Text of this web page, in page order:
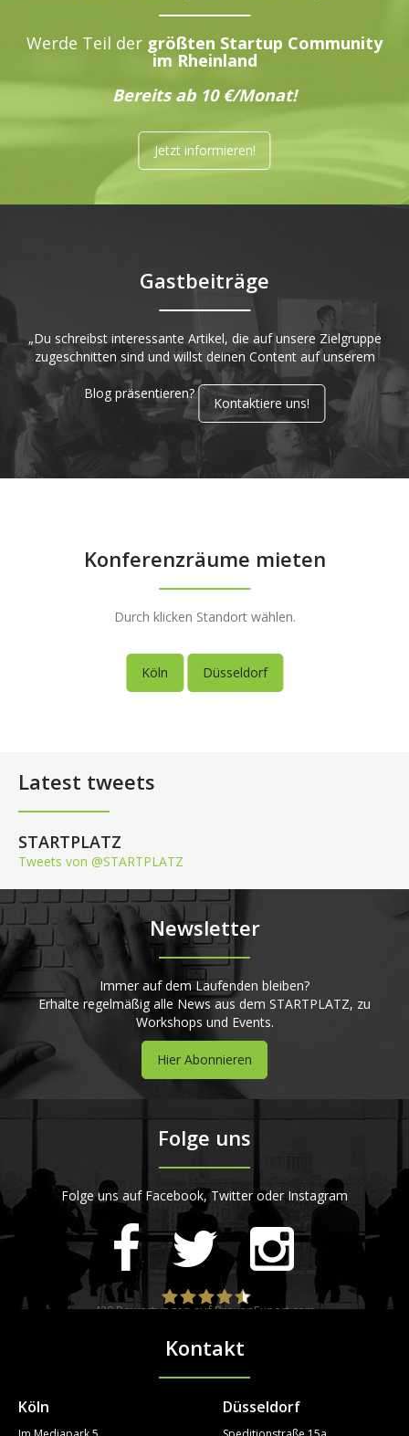
Werde Teil der größten Startup Community
im Rheinland
Bereits ab 10 €/Monat!
Jetzt informieren!
Gastbeiträge
„Du schreibst interessante Artikel, die auf unsere Zielgruppe
zugeschnitten sind und willst deinen Content auf unserem
Blog präsentieren?
Kontaktiere uns!
Konferenzräume mieten
Durch klicken Standort wählen.
Köln Düsseldorf
Latest tweets
STARTPLATZ
Tweets von @STARTPLATZ
Newsletter
Immer auf dem Laufenden bleiben?
Erhalte regelmäßig alle News aus dem STARTPLATZ, zu
Workshops und Events.
Hier Abonnieren
Folge uns
Folge uns auf Facebook, Twitter oder Instagram
STARTPLATZ
420Bewertungen auf ProvenExpert.com
Kontakt
Köln Düsseldorf